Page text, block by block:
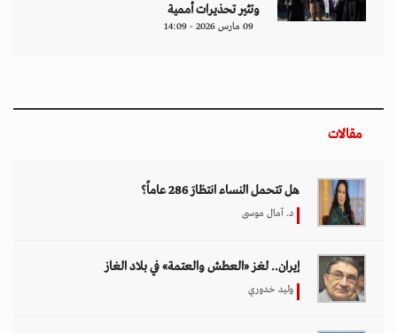
وتثير تحذيرات أممية
09 مارس 2026 - 14:09
مقالات
هل تتحمل النساء انتظارَ 286 عاماً؟
د. آمال موسى
إيران.. لغز «العطش والعتمة» في بلاد الغاز
وليد خدوري